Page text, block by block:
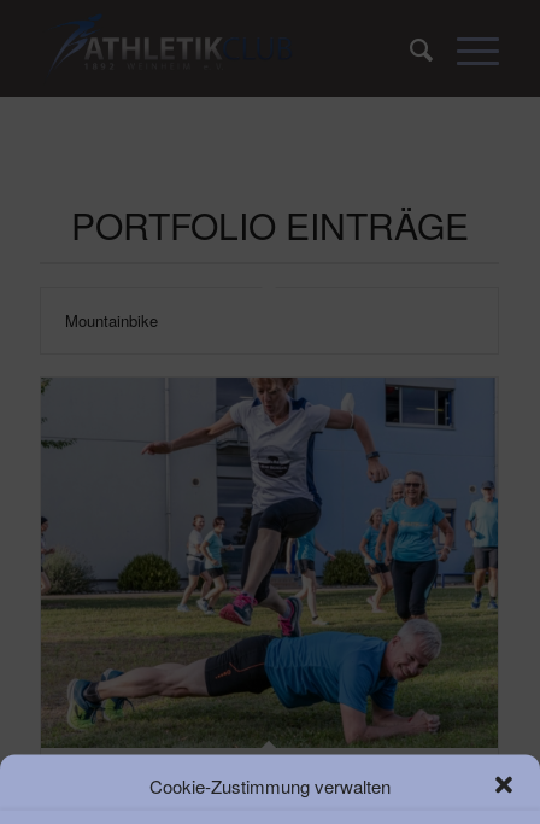
Cookie-Zustimmung verwalten
PORTFOLIO EINTRÄGE
Mountainbike